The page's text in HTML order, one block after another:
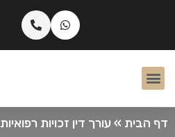
דף הבית » עורך דין זכויות רפואיות